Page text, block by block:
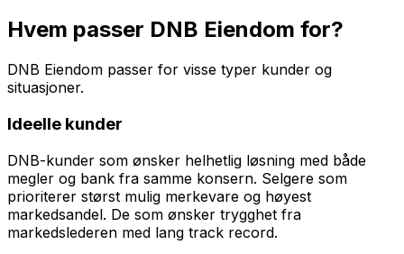
Hvem passer DNB Eiendom for?
DNB Eiendom passer for visse typer kunder og
situasjoner.
Ideelle kunder
DNB-kunder som ønsker helhetlig løsning med både
megler og bank fra samme konsern. Selgere som
prioriterer størst mulig merkevare og høyest
markedsandel. De som ønsker trygghet fra
markedslederen med lang track record.